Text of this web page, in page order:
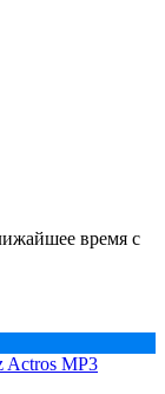
время с